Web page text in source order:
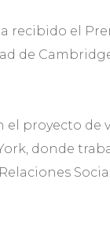
recibido el
de
el proyecto de
donde